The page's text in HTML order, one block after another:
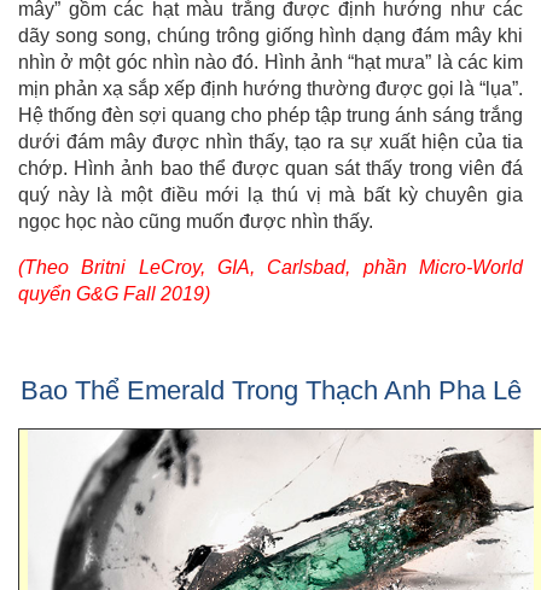
mây” gồm các hạt màu trắng được định hướng như các
dãy song song, chúng trông giống hình dạng đám mây khi
nhìn ở một góc nhìn nào đó. Hình ảnh “hạt mưa” là các kim
mịn phản xạ sắp xếp định hướng thường được gọi là “lụa”.
Hệ thống đèn sợi quang cho phép tập trung ánh sáng trắng
dưới đám mây được nhìn thấy, tạo ra sự xuất hiện của tia
chớp. Hình ảnh bao thể được quan sát thấy trong viên đá
quý này là một điều mới lạ thú vị mà bất kỳ chuyên gia
ngọc học nào cũng muốn được nhìn thấy.
(Theo Britni LeCroy, GIA, Carlsbad, phần Micro-World
quyển G&G Fall 2019)
Bao Thể Emerald Trong Thạch Anh Pha Lê